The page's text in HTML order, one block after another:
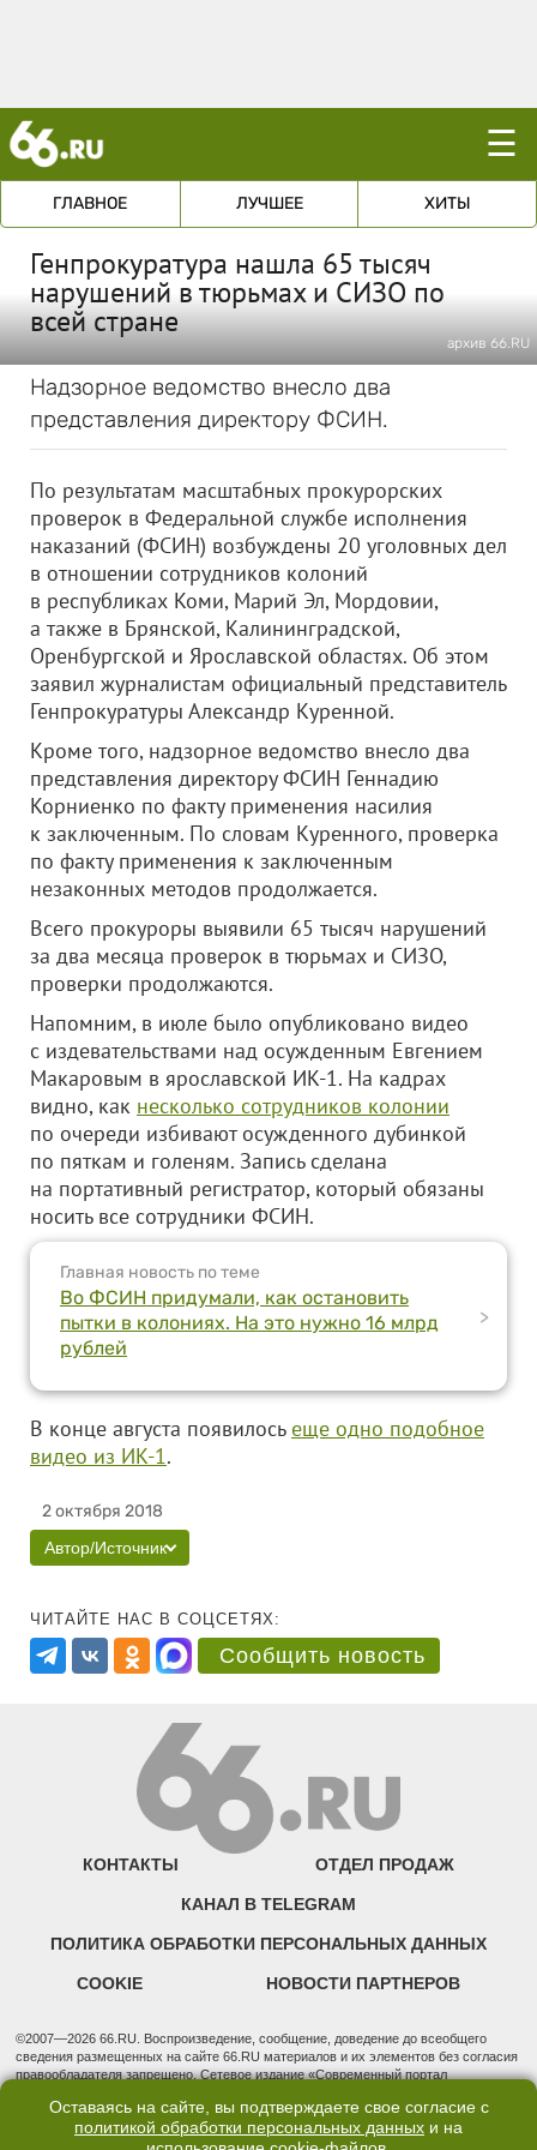
☰
ГЛАВНОЕ ЛУЧШЕЕ ХИТЫ
Генпрокуратура нашла 65 тысяч
нарушений в тюрьмах и СИЗО по
всей стране
архив 66.RU
Надзорное ведомство внесло два
представления директору ФСИН.
По результатам масштабных прокурорских
проверок в Федеральной службе исполнения
наказаний (ФСИН) возбуждены 20 уголовных дел
в отношении сотрудников колоний
в республиках Коми, Марий Эл, Мордовии,
а также в Брянской, Калининградской,
Оренбургской и Ярославской областях. Об этом
заявил журналистам официальный представитель
Генпрокуратуры Александр Куренной.
Кроме того, надзорное ведомство внесло два
представления директору ФСИН Геннадию
Корниенко по факту применения насилия
к заключенным. По словам Куренного, проверка
по факту применения к заключенным
незаконных методов продолжается.
Всего прокуроры выявили 65 тысяч нарушений
за два месяца проверок в тюрьмах и СИЗО,
проверки продолжаются.
Напомним, в июле было опубликовано видео
с издевательствами над осужденным Евгением
Макаровым в ярославской ИК-1. На кадрах
видно, как несколько сотрудников колонии
по очереди избивают осужденного дубинкой
по пяткам и голеням. Запись сделана
на портативный регистратор, который обязаны
носить все сотрудники ФСИН.
Главная новость по теме
Во ФСИН придумали, как остановить
пытки в колониях. На это нужно 16 млрд
рублей
>
В конце августа появилосьеще одно подобное
видео из ИК-1.
2 октября 2018
Автор/Источник
ЧИТАЙТЕ НАС В СОЦСЕТЯХ:
Сообщить новость
КОНТАКТЫ ОТДЕЛ ПРОДАЖ
КАНАЛ В TELEGRAM
ПОЛИТИКА ОБРАБОТКИ ПЕРСОНАЛЬНЫХ ДАННЫХ
COOKIE НОВОСТИ ПАРТНЕРОВ
©2007—2026 66.RU. Воспроизведение, сообщение, доведение до всеобщего
сведения размещенных на сайте 66.RU материалов и их элементов без согласия
правообладателя запрещено. Сетевое издание «Современный портал
надзору в сфере связи, информационных технологий и массовых коммуникаций
(Роскомнадзор). Регистрационный номер ЭЛ № ФС 77 - 76634 от 02.09.2019
Учредитель: Общество с ограниченной ответственностью "66.ру". Юридический
Оставаясь на сайте, вы подтверждаете свое согласие с
политикой обработки персональных данных и на